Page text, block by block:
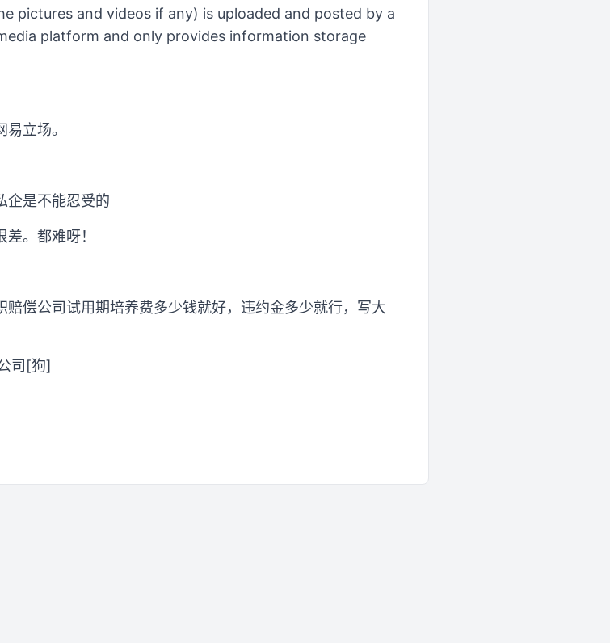
pictures and videos if any) is uploaded and posted by a
platform and only provides information storage
立场。
企是不能忍受的
。都难呀！
偿公司试用期培养费多少钱就好，违约金多少就行，写大
司[狗]